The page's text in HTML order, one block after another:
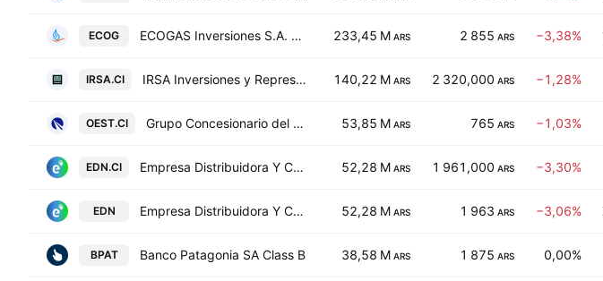
ECOG ECOGAS Inversiones S.A. Class D 233,45 M ARS 2 855 ARS −3,38%
IRSA.CI IRSA Inversiones y Representaciones SA 140,22 M ARS 2 320,000 ARS −1,28%
OEST.CI Grupo Concesionario del Oeste SA Class B 53,85 M ARS 765 ARS −1,03%
EDN.CI Empresa Distribuidora Y Comercializadora Norte S.A. Class B 52,28 M ARS 1 961,000 ARS −3,30%
EDN Empresa Distribuidora Y Comercializadora Norte S.A. Class B 52,28 M ARS 1 963 ARS −3,06%
BPAT Banco Patagonia SA Class B 38,58 M ARS 1 875 ARS 0,00%